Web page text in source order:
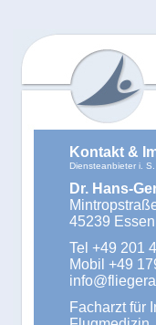
Kontakt &
Diensteanbieter i.
Dr. Hans-
45239 Essen
Tel +49 201
Mobil +49
Facharzt für